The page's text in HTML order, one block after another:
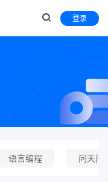
登录
语言编程 问天问